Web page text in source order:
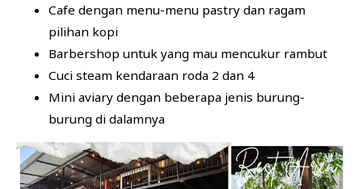
Cafe dengan menu-menu pastry dan ragam
pilihan kopi
Barbershop untuk yang mau mencukur rambut
Cuci steam kendaraan roda 2 dan 4
Mini aviary dengan beberapa jenis burung-
burung di dalamnya